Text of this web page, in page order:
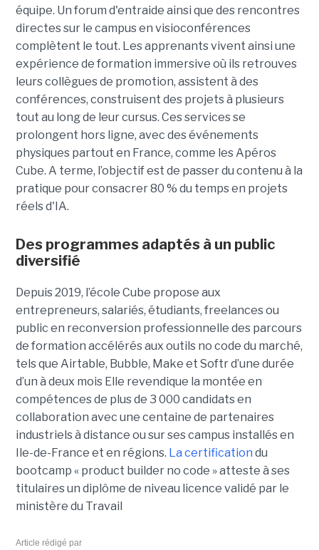
équipe. Un forum d'entraide ainsi que des rencontres
directes sur le campus en visioconférences
complètent le tout. Les apprenants vivent ainsi une
expérience de formation immersive où ils retrouves
leurs collègues de promotion, assistent à des
conférences, construisent des projets à plusieurs
tout au long de leur cursus. Ces services se
prolongent hors ligne, avec des événements
physiques partout en France, comme les Apéros
Cube. A terme, l’objectif est de passer du contenu à la
pratique pour consacrer 80 % du temps en projets
réels d'IA.
Des programmes adaptés à un public
diversifié
Depuis 2019, l’école Cube propose aux
entrepreneurs, salariés, étudiants, freelances ou
public en reconversion professionnelle des parcours
de formation accélérés aux outils no code du marché,
tels que Airtable, Bubble, Make et Softr d’une durée
d’un à deux mois Elle revendique la montée en
compétences de plus de 3 000 candidats en
collaboration avec une centaine de partenaires
industriels à distance ou sur ses campus installés en
Ile-de-France et en régions. La certification du
bootcamp « product builder no code » atteste à ses
titulaires un diplôme de niveau licence validé par le
ministère du Travail
Article rédigé par